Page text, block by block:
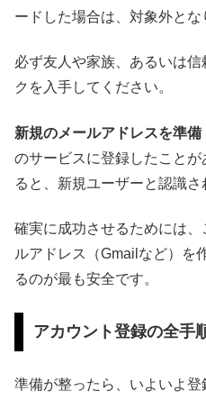
ードした場合は、対象外とな
必ず友人や家族、あるいは
クを入手してください。
新規のメールアドレスを準備
のサービスに登録したこと
ると、新規ユーザーと認識さ
確実に成功させるためには
ルアドレス（Gmailなど）を
るのが最も安全です。
アカウント登録の全手
準備が整ったら、いよいよ登